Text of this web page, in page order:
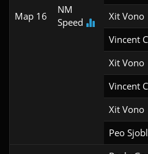
Map 16
NM
Speed
Xit Vono
Vincent
Xit Vono
Vincent
Xit Vono
Peo